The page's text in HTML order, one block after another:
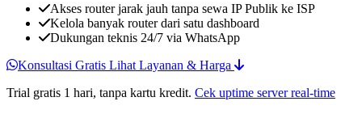
Akses router jarak jauh tanpa sewa IP Publik ke ISP
Kelola banyak router dari satu dashboard
Dukungan teknis 24/7 via WhatsApp
Konsultasi Gratis Lihat Layanan & Harga
Trial gratis 1 hari, tanpa kartu kredit. Cek uptime server real-time